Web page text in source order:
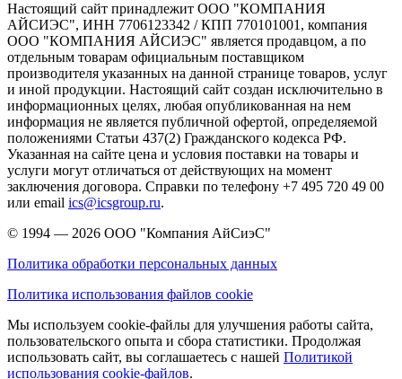
Настоящий сайт принадлежит ООО "КОМПАНИЯ
АЙСИЭС", ИНН 7706123342 / КПП 770101001, компания
ООО "КОМПАНИЯ АЙСИЭС" является продавцом, а по
отдельным товарам официальным поставщиком
производителя указанных на данной странице товаров, услуг
и иной продукции. Настоящий сайт создан исключительно в
информационных целях, любая опубликованная на нем
информация не является публичной офертой, определяемой
положениями Статьи 437(2) Гражданского кодекса РФ.
Указанная на сайте цена и условия поставки на товары и
услуги могут отличаться от действующих на момент
заключения договора. Справки по телефону +7 495 720 49 00
или email ics@icsgroup.ru.
© 1994 — 2026 ООО "Компания АйСиэС"
Политика обработки персональных данных
Политика использования файлов cookie
Мы используем cookie-файлы для улучшения работы сайта,
пользовательского опыта и сбора статистики. Продолжая
использовать сайт, вы соглашаетесь с нашей Политикой
использования cookie-файлов.